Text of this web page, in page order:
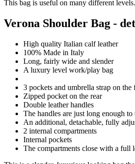
This bag is useful on many different
Verona Shoulder Bag -
High quality Italian calf leather
100% Made in Italy
Long, fairly wide and slender
A luxury level work/play bag
3 pockets and umbrella strap on the
Zipped pocket on the rear
Double leather handles
The handles are just long enough
An additional, detachable, fully
2 internal compartments
Internal pockets
The compartments close with a full